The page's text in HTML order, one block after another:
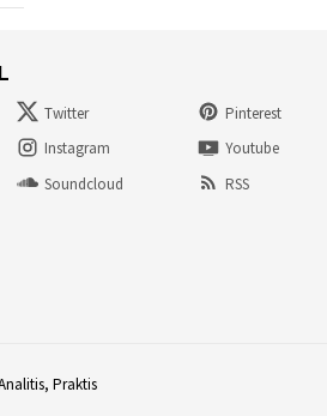
Twitter
Pinterest
Instagram
Youtube
Soundcloud RSS
Praktis